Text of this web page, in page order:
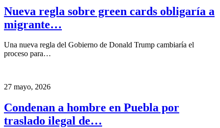
Nueva regla sobre green cards obligaría a
migrante…
Una nueva regla del Gobierno de Donald Trump cambiaría el
proceso para…
27 mayo, 2026
Condenan a hombre en Puebla por
traslado ilegal de…